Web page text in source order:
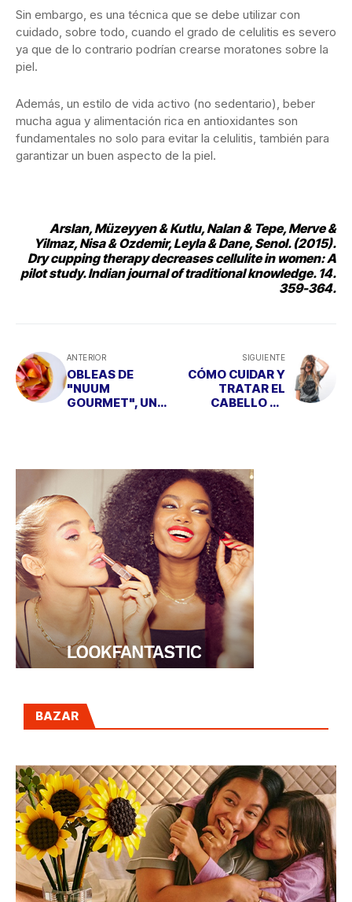
Sin embargo, es una técnica que se debe utilizar con
cuidado, sobre todo, cuando el grado de celulitis es severo
ya que de lo contrario podrían crearse moratones sobre la
piel.
Además, un estilo de vida activo (no sedentario), beber
mucha agua y alimentación rica en antioxidantes son
fundamentales no solo para evitar la celulitis, también para
garantizar un buen aspecto de la piel.
Arslan, Müzeyyen & Kutlu, Nalan & Tepe, Merve &
Yilmaz, Nisa & Ozdemir, Leyla & Dane, Senol. (2015).
Dry cupping therapy decreases cellulite in women: A
pilot study. Indian journal of traditional knowledge. 14.
359-364.
ANTERIOR
OBLEAS DE
"NUUM
GOURMET", UN
SIGUIENTE
CÓMO CUIDAR Y
TRATAR EL
CABELLO EN
BAZAR